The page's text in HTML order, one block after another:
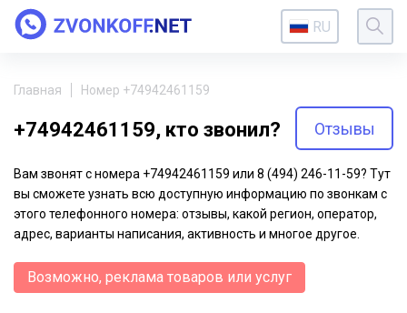
RU
Главная Номер +74942461159
+74942461159, кто звонил? Отзывы
Вам звонят с номера +74942461159 или 8 (494) 246-11-59? Тут
вы сможете узнать всю доступную информацию по звонкам с
этого телефонного номера: отзывы, какой регион, оператор,
адрес, варианты написания, активность и многое другое.
Возможно, реклама товаров или услуг